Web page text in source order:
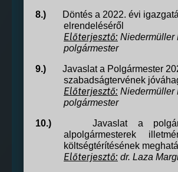
8.)
Döntés a 2022. évi
elrendeléséről
Előterjesztő: Niedermüller
polgármester
9.)
Javaslat a Polgármester
szabadságtervének
Előterjesztő: Niedermüller
polgármester
10.)
Javaslat a
alpolgármesterek
költségtérítésének
Előterjesztő: dr. Laza